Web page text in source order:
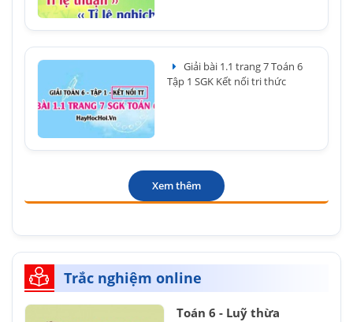
Giải bài 1.1 trang 7 Toán 6
Tập 1 SGK Kết nối tri thức
Xem thêm
Trắc nghiệm online
Toán 6 - Luỹ thừa